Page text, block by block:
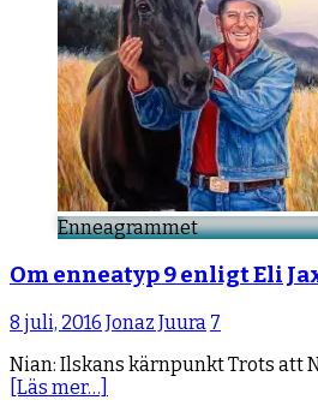
Enneagrammet
Om enneatyp 9 enligt Eli
8 juli, 2016 Jonaz Juura 7
Nian: Ilskans kärnpunkt Trots att
[Läs mer…]